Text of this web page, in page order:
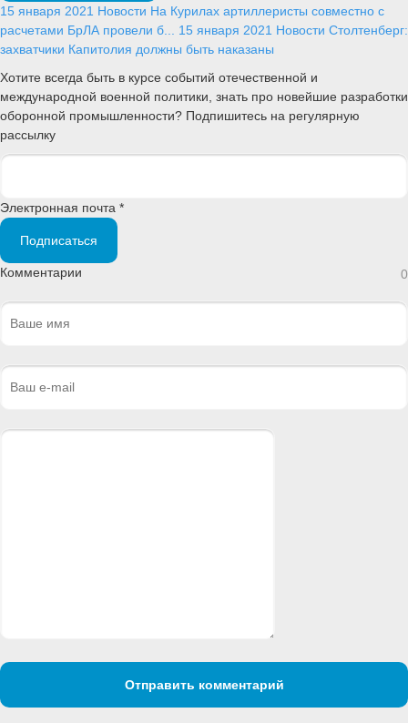
15 января 2021 Новости На Курилах артиллеристы совместно с
расчетами БрЛА провели б... 15 января 2021 Новости Столтенберг:
захватчики Капитолия должны быть наказаны
Хотите всегда быть в курсе событий отечественной и
международной военной политики, знать про новейшие разработки
оборонной промышленности? Подпишитесь на регулярную
рассылку
Электронная почта *
Подписаться
Комментарии 0
Отправить комментарий